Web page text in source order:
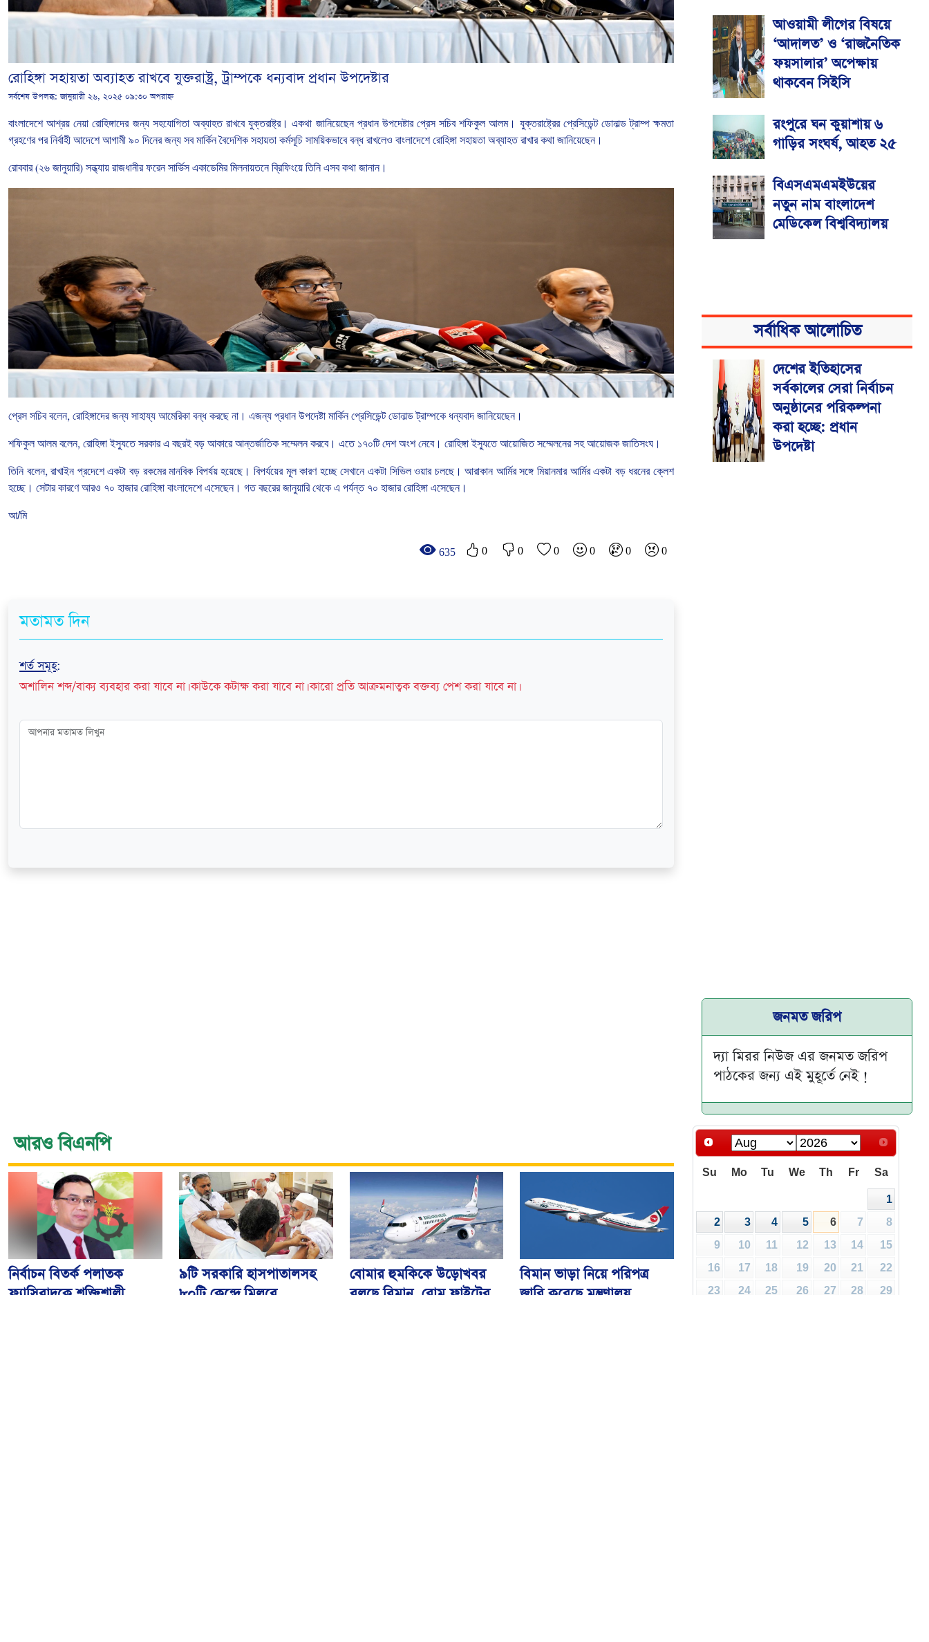
রোহিঙ্গা সহায়তা অব্যাহত রাখবে যুক্তরাষ্ট্র, ট্রাম্পকে ধন্যবাদ প্রধান উপদেষ্টার
সর্বশেষ উপলব্ধ:জানুয়ারী ২৬, ২০২৫ ০৯:৩০ অপরাহ্ন
বাংলাদেশে আশ্রয় নেয়া রোহিঙ্গাদের জন্য সহযোগিতা অব্যাহত রাখবে যুক্তরাষ্ট্র। একথা জানিয়েছেন প্রধান উপদেষ্টার প্রেস সচিব শফিকুল আলম। যুক্তরাষ্ট্রের প্রেসিডেন্ট ডোনাল্ড ট্রাম্প ক্ষমতা
গ্রহণের পর নির্বাহী আদেশে আগামী ৯০ দিনের জন্য সব মার্কিন বৈদেশিক সহায়তা কর্মসূচি সাময়িকভাবে বন্ধ রাখলেও বাংলাদেশে রোহিঙ্গা সহায়তা অব্যাহত রাখার কথা জানিয়েছেন।
রোববার(২৬ জানুয়ারি) সন্ধ্যায় রাজধানীর ফরেন সার্ভিস একাডেমির মিলনায়তনে ব্রিফিংয়ে তিনি এসব কথা জানান।
প্রেস সচিব বলেন, রোহিঙ্গাদের জন্য সাহায্য আমেরিকা বন্ধ করছে না। এজন্য প্রধান উপদেষ্টা মার্কিন প্রেসিডেন্ট ডোনাল্ড ট্রাম্পকে ধন্যবাদ জানিয়েছেন।
শফিকুল আলম বলেন, রোহিঙ্গা ইস্যুতে সরকার এ বছরই বড় আকারে আন্তর্জাতিক সম্মেলন করবে। এতে ১৭০টি দেশ অংশ নেবে। রোহিঙ্গা ইস্যুতে আয়োজিত সম্মেলনের সহ আয়োজক জাতিসংঘ।
তিনি বলেন,রাখাইন প্রদেশে একটা বড় রকমের মানবিক বিপর্যয় হয়েছে। বিপর্যয়ের মূল কারণ হচ্ছে সেখানে একটা সিভিল ওয়ার চলছে। আরাকান আর্মির সঙ্গে মিয়ানমার আর্মির একটা বড় ধরনের ক্লেশ
হচ্ছে। সেটার কারণে আরও ৭০ হাজার রোহিঙ্গা বাংলাদেশে এসেছেন। গত বছরের জানুয়ারি থেকে এ পর্যন্ত ৭০ হাজার রোহিঙ্গা এসেছেন।
আ/মি
635 0 0 0 0 0 0
মতামত দিন
শর্ত সমূহ:
অশালিন শব্দ/বাক্য ব্যবহার করা যাবে না। কাউকে কটাক্ষ করা যাবে না। কারো প্রতি আক্রমনাত্বক বক্তব্য পেশ করা যাবে না।
আওয়ামী লীগের বিষয়ে
‘আদালত’ ও ‘রাজনৈতিক
ফয়সালার’ অপেক্ষায়
থাকবেন সিইসি
রংপুরে ঘন কুয়াশায় ৬
গাড়ির সংঘর্ষ, আহত ২৫
বিএসএমএমইউয়ের
নতুন নাম বাংলাদেশ
মেডিকেল বিশ্ববিদ্যালয়
সর্বাধিক আলোচিত
দেশের ইতিহাসের
সর্বকালের সেরা নির্বাচন
অনুষ্ঠানের পরিকল্পনা
করা হচ্ছে: প্রধান
উপদেষ্টা
জনমত জরিপ
দ্যা মিরর নিউজ এর জনমত জরিপ
পাঠকের জন্য এই মুহূর্তে নেই !
আরও বিএনপি
নির্বাচন বিতর্ক পলাতক
ফ্যাসিবাদকে শক্তিশালী
৯টি সরকারি হাসপাতালসহ
৮০টি কেন্দ্রে মিলবে
বোমার হুমকিকে উড়োখবর
বলছে বিমান, রোম ফ্লাইটের
বিমান ভাড়া নিয়ে পরিপত্র
জারি করেছে মন্ত্রণালয়
Su Mo Tu We Th Fr Sa
1
2
3 4 5 6 7
8
9
10 11 12 13 14
15
16
17 18 19 20 21
22
23
24 25 26 27 28
29